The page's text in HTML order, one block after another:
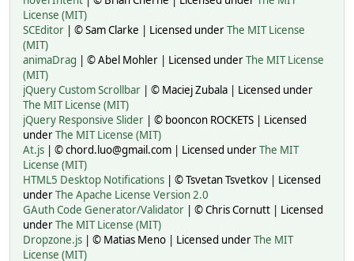
License (MIT)
SCEditor | © Sam Clarke | Licensed underThe MIT License
(MIT)
animaDrag | © Abel Mohler | Licensed underThe MIT License
(MIT)
jQuery Custom Scrollbar | © Maciej Zubala | Licensed under
The MIT License (MIT)
jQuery Responsive Slider | © booncon ROCKETS | Licensed
underThe MIT License (MIT)
At.js | © chord.luo@gmail.com | Licensed underThe MIT
License (MIT)
HTML5 Desktop Notifications | © Tsvetan Tsvetkov | Licensed
underThe Apache License Version 2.0
GAuth Code Generator/Validator | © Chris Cornutt | Licensed
underThe MIT License (MIT)
Dropzone.js | © Matias Meno | Licensed underThe MIT
License (MIT)